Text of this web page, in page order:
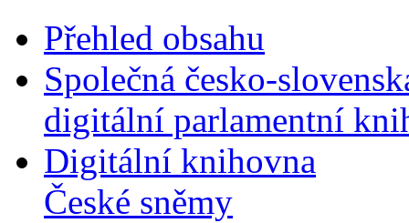
Přehled obsahu
Společná česko-
digitální parlamentní
Digitální knihovna
České sněmy